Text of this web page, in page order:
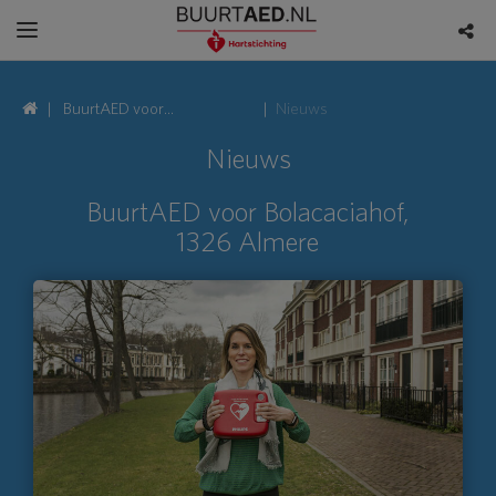
BuurtAED voor
Bolacaciahof, 1326 Almere
Nieuws
Nieuws
BuurtAED voor Bolacaciahof,
1326 Almere